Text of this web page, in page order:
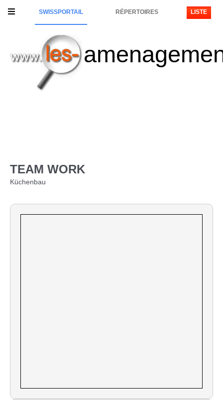
SWISSPORTAIL RÉPERTOIRES LISTE
TEAM WORK
Küchenbau